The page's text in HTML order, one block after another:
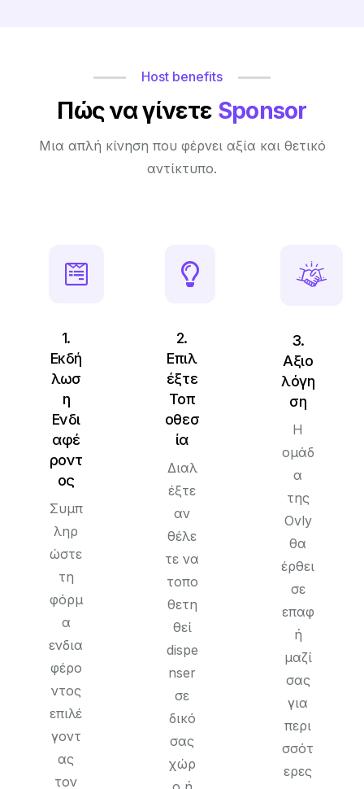
Host benefits
Πώς να γίνετε Sponsor
Μια απλή κίνηση που φέρνει αξία και θετικό
αντίκτυπο.
1.
Εκδή
λωσ
η
Ενδι
αφέ
ροντ
ος
Συμπ
ληρ
ώστε
τη
φόρμ
α
ενδια
φέρο
ντος
επιλέ
γοντ
ας
τον
2.
Επιλ
έξτε
Τοπ
οθεσ
ία
Διαλ
έξτε
αν
θέλε
τε να
τοπο
θετη
θεί
dispe
nser
σε
δικό
σας
χώρ
3.
Αξιο
λόγη
ση
Η
ομάδ
α
της
Ovly
θα
έρθει
σε
επαφ
ή
μαζί
σας
για
περι
σσότ
ερες